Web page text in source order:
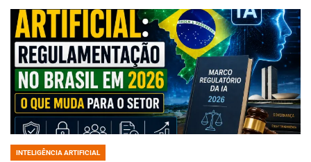
POSTED
INTELIGÊNCIA ARTIFICIAL